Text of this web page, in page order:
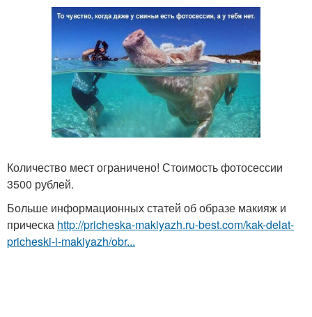
Количество мест ограничено! Стоимость фотосессии
3500 рублей.
Больше информационных статей об образе макияж и
прическа http://pricheska-makiyazh.ru-best.com/kak-delat-
pricheski-i-makiyazh/obr...